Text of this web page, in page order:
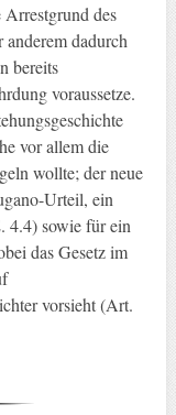
Arrestgrund des
dadurch
bereits
voraussetze.
vor allem die
wollte; der neue
Urteil, ein
sowie für ein
das Gesetz im
vorsieht (Art.